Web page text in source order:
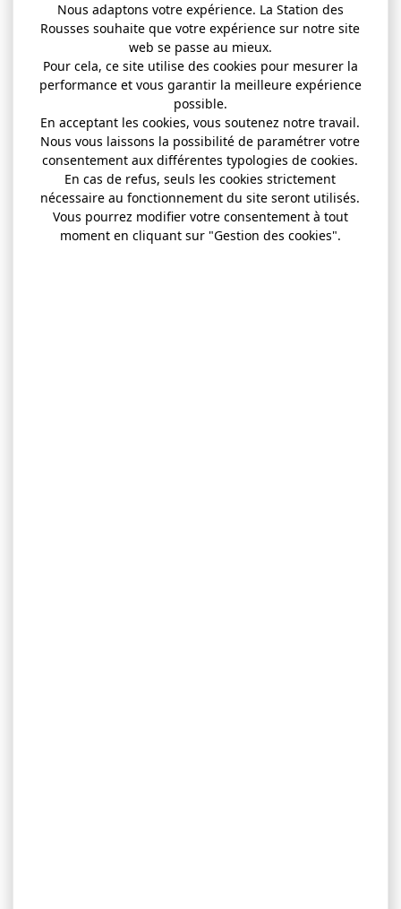
Nous adaptons votre expérience. La Station des
Rousses souhaite que votre expérience sur notre site
web se passe au mieux.
Pour cela, ce site utilise des cookies pour mesurer la
performance et vous garantir la meilleure expérience
possible.
En acceptant les cookies, vous soutenez notre travail.
Nous vous laissons la possibilité de paramétrer votre
consentement aux différentes typologies de cookies.
En cas de refus, seuls les cookies strictement
nécessaire au fonctionnement du site seront utilisés.
Vous pourrez modifier votre consentement à tout
moment en cliquant sur "Gestion des cookies".